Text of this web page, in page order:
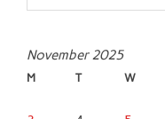
November 2025
M T W